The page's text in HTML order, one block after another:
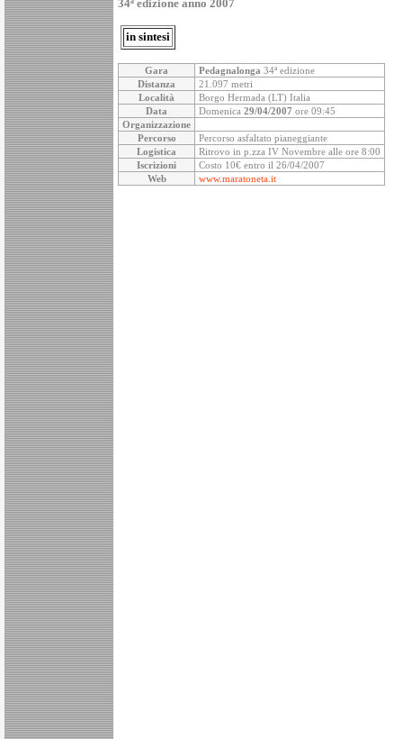
34ª edizione anno 2007
in sintesi
Gara Pedagnalonga 34ª edizione
Distanza
21.097 metri
Località
Borgo Hermada (LT) Italia
Data
Domenica 29/04/2007 ore 09:45
Organizzazione
Percorso
Percorso asfaltato pianeggiante
Logistica
Ritrovo in p.zza IV Novembre alle ore 8:00
Iscrizioni
Costo 10€ entro il 26/04/2007
Web
www.maratoneta.it